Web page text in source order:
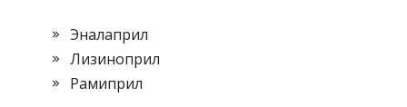
Эналаприл
Лизиноприл
Рамиприл